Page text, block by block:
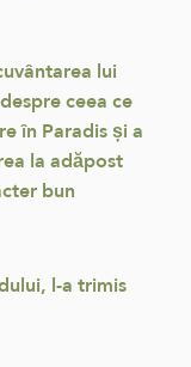
lui
ceea ce
în Paradis și a
la adăpost
bun
l-a trimis